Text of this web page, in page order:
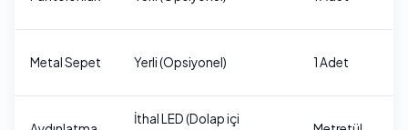
Metal Sepet Yerli (Opsiyonel) 1 Adet
İthal LED (Dolap içi